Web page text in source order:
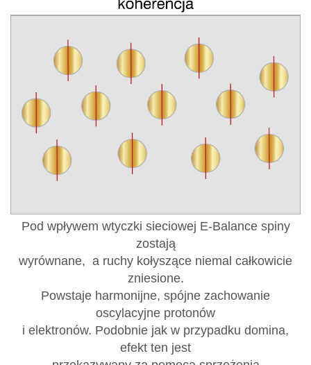
Pod wpływem wtyczki sieciowej E-Balance spiny
zostają
wyrównane, a ruchy kołyszące niemal całkowicie
zniesione.
Powstaje harmonijne, spójne zachowanie
oscylacyjne protonów
i elektronów. Podobnie jak w przypadku domina,
efekt ten jest